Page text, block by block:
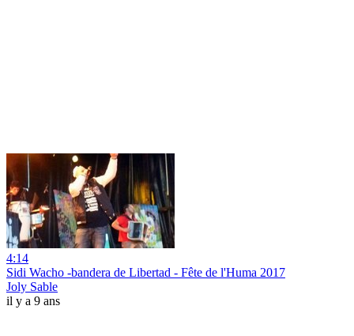
4:14
Sidi Wacho -bandera de Libertad - Fête de l'Huma 2017
Joly Sable
il y a 9 ans